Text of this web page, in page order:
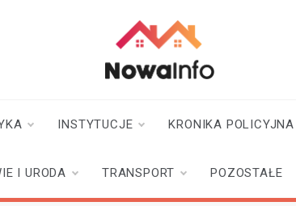
INSTYTUCJE KRONIKA POLICYJNA
I URODA TRANSPORT POZOSTAŁE